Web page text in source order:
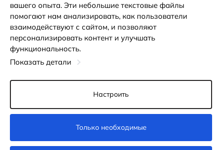
О нас
Магазины
Доставка и оплата
Карты лояльности
Политика
конфиденциальности
Условия использования
Возврат товара
Настройки файлов cookie
вашего опыта. Эти небольшие текстовые файлы
помогают нам анализировать, как пользователи
взаимодействуют с сайтом, и позволяют
персонализировать контент и улучшать
функциональность.
Показать детали
Настроить
Только необходимые